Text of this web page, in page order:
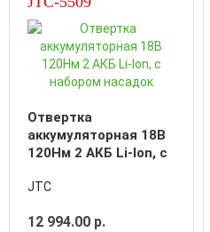
Отвертка
аккумуляторная 18В
120Нм 2 АКБ Li-Ion, с
JTC
12 994.00 р.